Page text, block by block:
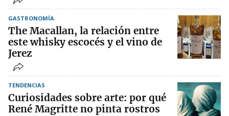
GASTRONOMÍA
The Macallan, la relación entre
este whisky escocés y el vino de
Jerez
TENDENCIAS
Curiosidades sobre arte: por qué
René Magritte no pinta rostros